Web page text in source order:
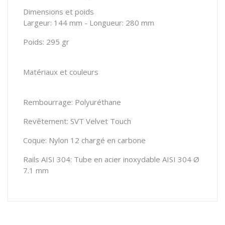
Dimensions et poids
Largeur: 144 mm - Longueur: 280 mm
Poids: 295 gr
Matériaux et couleurs
Rembourrage: Polyuréthane
Revêtement: SVT Velvet Touch
Coque: Nylon 12 chargé en carbone
Rails AISI 304: Tube en acier inoxydable AISI 304 Ø
7.1 mm